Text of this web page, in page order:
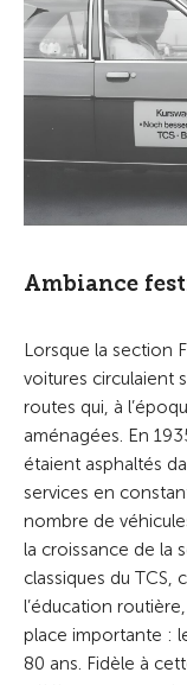
Ambiance
Lorsque la section
voitures circulaient
routes qui, à
aménagées. En
étaient asphaltés
services en
nombre de
la croissance de la
classiques du TCS,
l’éducation
place importante :
80 ans. Fidèle à